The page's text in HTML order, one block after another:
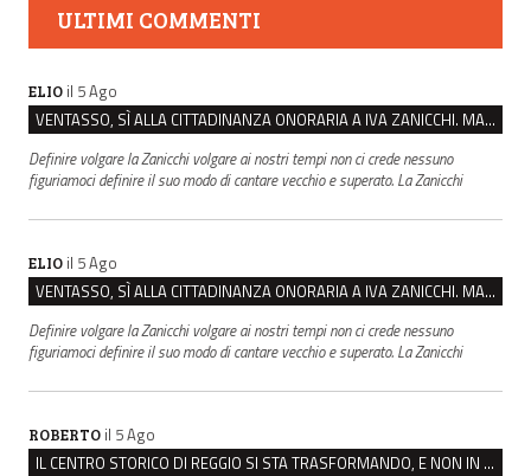
ULTIMI COMMENTI
ELIO il 5 Ago
VENTASSO, SÌ ALLA CITTADINANZA ONORARIA A IVA ZANICCHI. MA BARGIACCHI: “È DI PESSIMO GUSTO”
Definire volgare la Zanicchi volgare ai nostri tempi non ci crede nessuno
figuriamoci definire il suo modo di cantare vecchio e superato. La Zanicchi
ELIO il 5 Ago
VENTASSO, SÌ ALLA CITTADINANZA ONORARIA A IVA ZANICCHI. MA BARGIACCHI: “È DI PESSIMO GUSTO”
Definire volgare la Zanicchi volgare ai nostri tempi non ci crede nessuno
figuriamoci definire il suo modo di cantare vecchio e superato. La Zanicchi
ROBERTO il 5 Ago
IL CENTRO STORICO DI REGGIO SI STA TRASFORMANDO, E NON IN MEGLIO